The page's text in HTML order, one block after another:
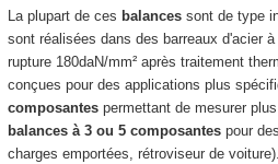
La plupart de ces balancessont de type
sont réalisées dans des barreaux d'acier
rupture 180daN/mm² après traitement
conçues pour des applications plus
composantespermettant de mesurer
balances à 3 ou 5 composantespour
charges emportées, rétroviseur de